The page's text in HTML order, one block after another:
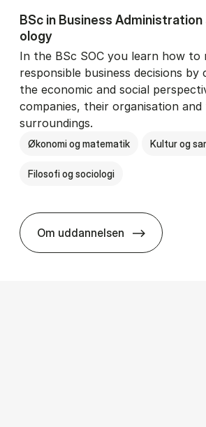
BSc in Busi­ness
ology
In the BSc SOC you learn how to
responsible business decisions by
the economic and social
companies, their organisation
surroundings.
Økonomi og matematik Kultur og
Filosofi og sociologi
Om uddannelsen
BSc in Busi­ness